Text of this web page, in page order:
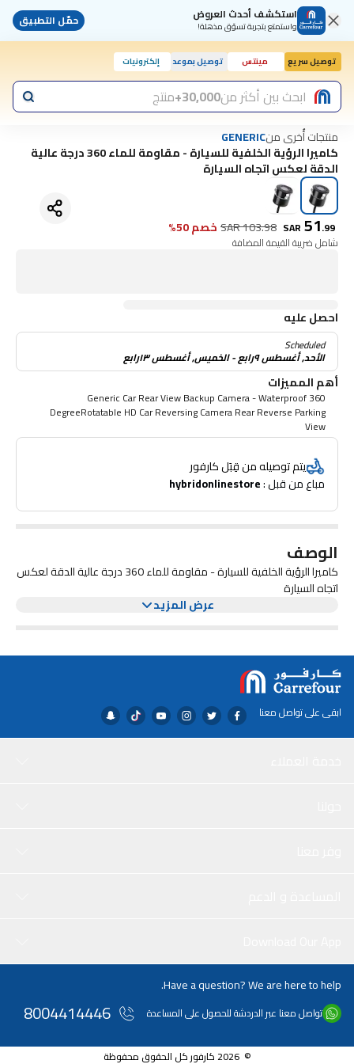
استكشف أحدث العروض
واستمتع بتجربة تسوّق مذهلة! حمّل التطبيق
توصيل سريع مينتس توصيل بموعد إلكترونيات
اليوم, 10:00 صابحث بين أكثر من30,000+ منتج
منتجات أُخرى منGENERIC
كاميرا الرؤية الخلفية للسيارة - مقاومة للماء 360 درجة عالية
الدقة لعكس اتجاه السيارة
SAR 51.99
SAR103.98 خصم 50%
شامل ضريبة القيمة المضافة
احصل عليه
Scheduled
الأحد, أغسطس ٩رابع - الخميس, أغسطس ١٣رابع
أهم المميزات
Generic Car Rear View Backup Camera - Waterproof 360
DegreeRotatable HD Car Reversing Camera Rear Reverse Parking
View
يتم توصيله من قِبَل كارفور
مباع من قبل : hybridonlinestore
الوصف
كاميرا الرؤية الخلفية للسيارة - مقاومة للماء 360 درجة عالية الدقة لعكس
اتجاه السيارة
عرض المزيد
ابقى على تواصل معنا
Have a question? We are here to help.
تواصل معنا عبر الدردشة للحصول على المساعدة 8004414446
© 2026 كارفور كل الحقوق محفوظة